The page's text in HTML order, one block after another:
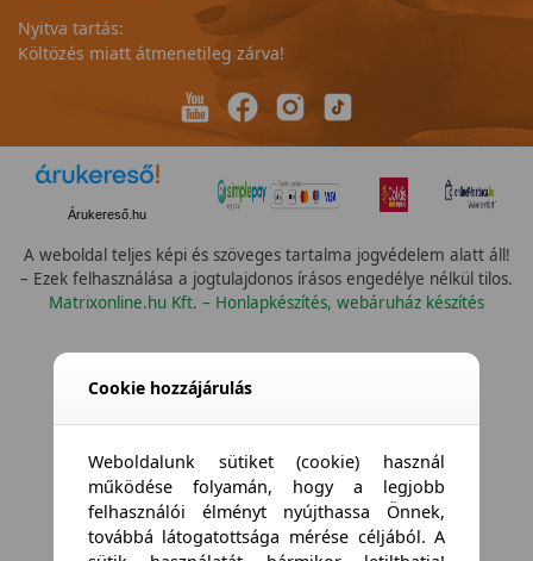
Nyitva tartás:
Költözés miatt átmenetileg zárva!
Árukereső.hu
A weboldal teljes képi és szöveges tartalma jogvédelem alatt áll!
– Ezek felhasználása a jogtulajdonos írásos engedélye nélkül tilos.
Matrixonline.hu Kft. – Honlapkészítés, webáruház készítés
Cookie hozzájárulás
Weboldalunk sütiket (cookie) használ
működése folyamán, hogy a legjobb
felhasználói élményt nyújthassa Önnek,
továbbá látogatottsága mérése céljából. A
Összes vízállóság